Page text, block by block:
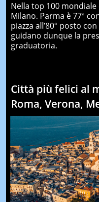
Nella top 100
Milano. Parma è 77ª
piazza all’80° posto
guidano dunque la
graduatoria.
Città più felici al
Roma, Verona,